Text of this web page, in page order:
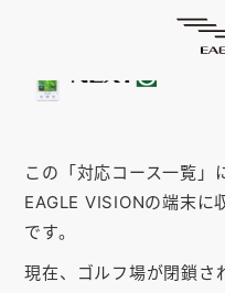
ゴルフナビ
ピンポジ君PIN POSITION
対応コース
EVステーション UPDATE
対
この「対応コース一覧」
EAGLE VISIONの端末に
です。
現在、ゴルフ場が閉鎖さ